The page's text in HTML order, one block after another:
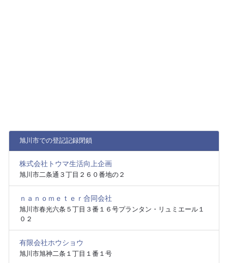
旭川市での登記記録閉鎖
株式会社トウマ生活向上企画
旭川市二条通３丁目２６０番地の２
ｎａｎｏｍｅｔｅｒ合同会社
旭川市春光六条５丁目３番１６号プランタン・リュミエール１
０２
有限会社ホウショウ
旭川市旭神二条１丁目１番１号